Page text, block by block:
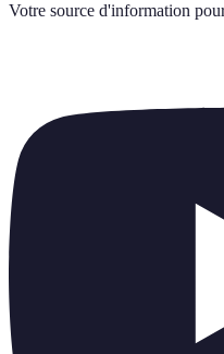
Votre source d'information